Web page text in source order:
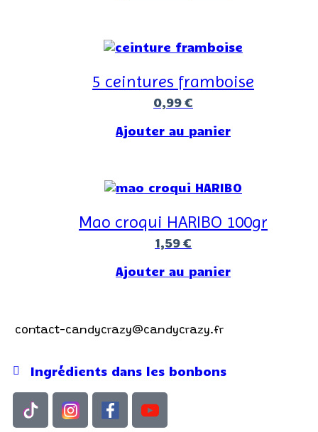
5 ceintures framboise
0,99 €
Ajouter au panier
Mao croqui HARIBO 100gr
1,59 €
Ajouter au panier
contact-candycrazy@candycrazy.fr
Ingrédients dans les bonbons